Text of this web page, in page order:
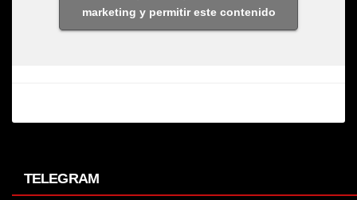
marketing y permitir este contenido
TELEGRAM